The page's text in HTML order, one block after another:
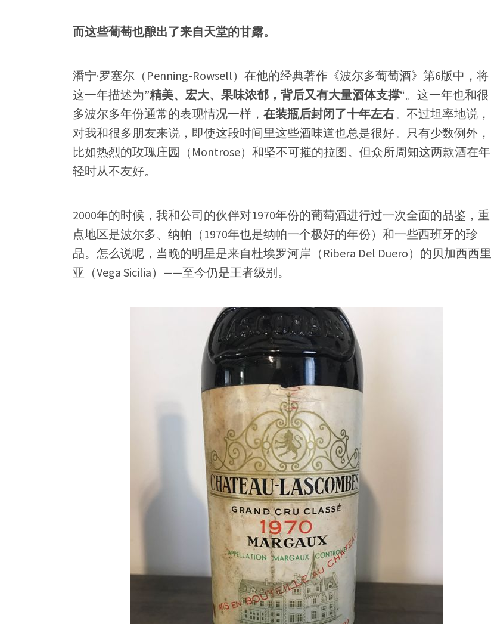
而这些葡萄也酿出了来自天堂的甘露。
潘宁·罗塞尔（Penning-Rowsell）在他的经典著作《波尔多葡萄酒》第6版中，将
这一年描述为”精美、宏大、果味浓郁，背后又有大量酒体支撑“。这一年也和很
多波尔多年份通常的表现情况一样， 在装瓶后封闭了十年左右。不过坦率地说，
对我和很多朋友来说，即使这段时间里这些酒味道也总是很好。只有少数例外，
比如热烈的玫瑰庄园（Montrose）和坚不可摧的拉图。但众所周知这两款酒在年
轻时从不友好。
2000年的时候，我和公司的伙伴对1970年份的葡萄酒进行过一次全面的品鉴，重
点地区是波尔多、纳帕（1970年也是纳帕一个极好的年份）和一些西班牙的珍
品。怎么说呢，当晚的明星是来自杜埃罗河岸（Ribera Del Duero）的贝加西西里
亚（Vega Sicilia）——至今仍是王者级别。